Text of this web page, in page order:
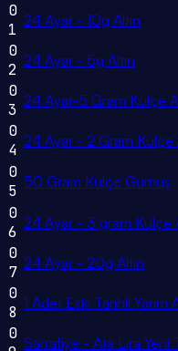
0
1 24 Ayar - 10g Altın
0
2 24 Ayar - 5g Altın
0
3 24 Ayar-5 Gram Külçe
0
4 24 Ayar - 2 Gram Külçe
0
5 50 Gram Külçe Gümüş
0
6 24 Ayar - 3 gram Külçe
0
7 24 Ayar - 20g Altın
0
8 1 Adet Eski Tarihli Yarım
0 Sarrafiye - Ata Lira Yeni